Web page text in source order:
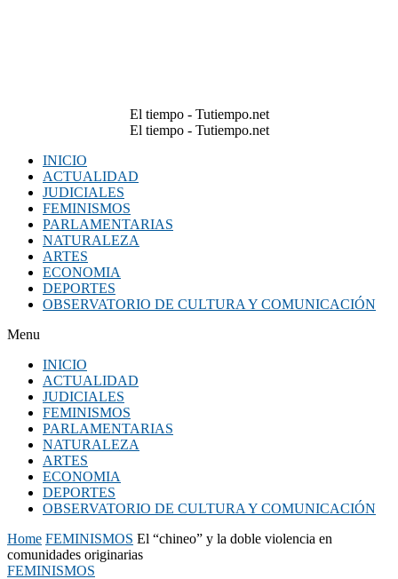
El tiempo - Tutiempo.net
El tiempo - Tutiempo.net
INICIO
ACTUALIDAD
JUDICIALES
FEMINISMOS
PARLAMENTARIAS
NATURALEZA
ARTES
ECONOMIA
DEPORTES
OBSERVATORIO DE CULTURA Y COMUNICACIÓN
Menu
INICIO
ACTUALIDAD
JUDICIALES
FEMINISMOS
PARLAMENTARIAS
NATURALEZA
ARTES
ECONOMIA
DEPORTES
OBSERVATORIO DE CULTURA Y COMUNICACIÓN
Home FEMINISMOS El “chineo” y la doble violencia en
comunidades originarias
FEMINISMOS